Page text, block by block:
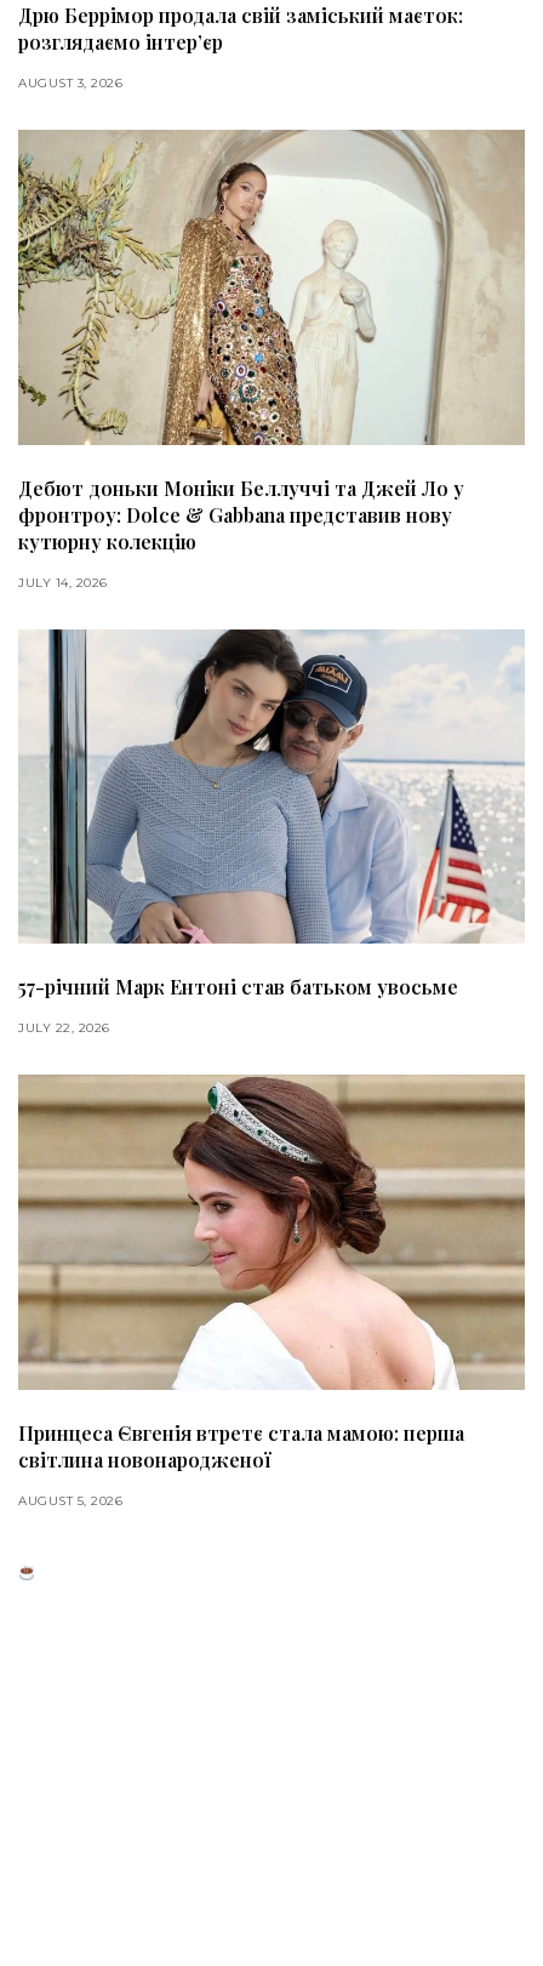
Дрю Беррімор продала свій заміський маєток:
розглядаємо інтер’єр
AUGUST 3, 2026
Дебют доньки Моніки Беллуччі та Джей Ло у
фронтроу: Dolce & Gabbana представив нову
кутюрну колекцію
JULY 14, 2026
57-річний Марк Ентоні став батьком увосьме
JULY 22, 2026
Принцеса Євгенія втретє стала мамою: перша
світлина новонародженої
AUGUST 5, 2026